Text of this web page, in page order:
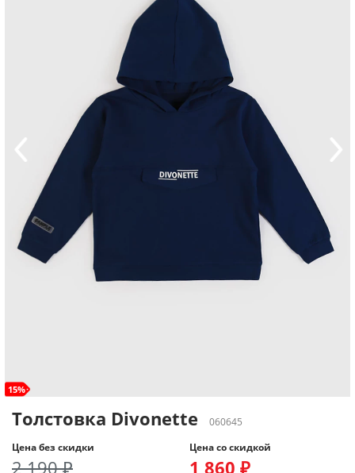
15%
Толстовка Divonette
060645
Цена без скидки
2 190 ₽
Цена со скидкой
1 860 ₽